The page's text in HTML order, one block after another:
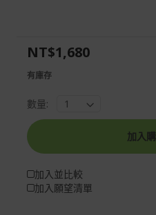
images
gallery
the
images
gallery
NT$1,680
有庫存
數量:
加入
加入並比較
加入願望清單